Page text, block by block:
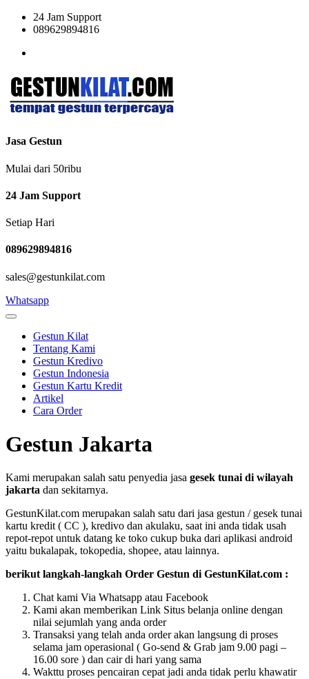
24 Jam Support
089629894816
Jasa Gestun
Mulai dari 50ribu
24 Jam Support
Setiap Hari
089629894816
sales@gestunkilat.com
Whatsapp
Gestun Kilat
Tentang Kami
Gestun Kredivo
Gestun Indonesia
Gestun Kartu Kredit
Artikel
Cara Order
Gestun Jakarta
Kami merupakan salah satu penyedia jasa gesek tunai di wilayah
jakarta dan sekitarnya.
GestunKilat.com merupakan salah satu dari jasa gestun / gesek tunai
kartu kredit ( CC ), kredivo dan akulaku, saat ini anda tidak usah
repot-repot untuk datang ke toko cukup buka dari aplikasi android
yaitu bukalapak, tokopedia, shopee, atau lainnya.
berikut langkah-langkah Order Gestun di GestunKilat.com :
Chat kami Via Whatsapp atau Facebook
Kami akan memberikan Link Situs belanja online dengan
nilai sejumlah yang anda order
Transaksi yang telah anda order akan langsung di proses
selama jam operasional ( Go-send & Grab jam 9.00 pagi –
16.00 sore ) dan cair di hari yang sama
Wakttu proses pencairan cepat jadi anda tidak perlu khawatir